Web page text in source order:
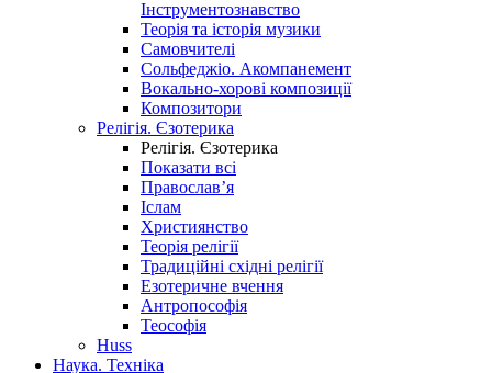
Інструментознавство
Теорія та історія музики
Самовчителі
Сольфеджіо. Акомпанемент
Вокально-хорові композиції
Композитори
Релігія. Єзотерика
Релігія. Єзотерика
Показати всі
Православ’я
Іслам
Християнство
Теорія релігії
Традиційні східні релігії
Езотеричне вчення
Антропософія
Теософія
Huss
Наука. Техніка